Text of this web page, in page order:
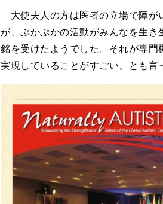
大使夫人の方は医者の立場で障が
が、ぷかぷかの活動がみんなを生
銘を受けたようでした。それが専
実現していることがすごい、とも言